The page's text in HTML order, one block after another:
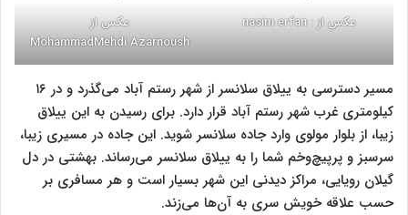
عکس از : nasim erfan
عکس از
MohammadMehdi Azarnoush
مسیر دسترسی به ییلاق سلانسر از شهر رستم آباد می‌گذرد و در ۱۶
کیلومتری غرب شهر رستم آباد قرار دارد. برای رسیدن به این ییلاق
زیبا، از بلوار مولوی وارد جاده سلانسر شوید. این جاده در مسیری زیبا،
سرسبز و پرپیچ‌‌و‌خم شما را به ییلاق سلانسر می‌رساند. بهشتی در دل
گیلان رویایی، مراکز دیدنی این شهر بسیار است و هر مسافری بر
حسب علاقه خویش سری به آن‌ها می‌زند.